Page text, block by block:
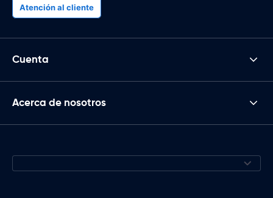
Atención al cliente
Cuenta
Acerca de nosotros